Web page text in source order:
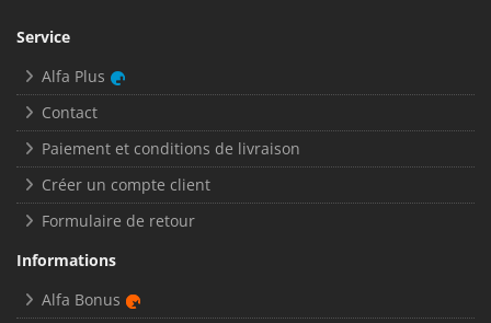
Service
Alfa Plus
Contact
Paiement et conditions de livraison
Créer un compte client
Formulaire de retour
Informations
Alfa Bonus